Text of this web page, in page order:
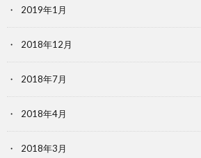
2019年1月
2018年12月
2018年7月
2018年4月
2018年3月